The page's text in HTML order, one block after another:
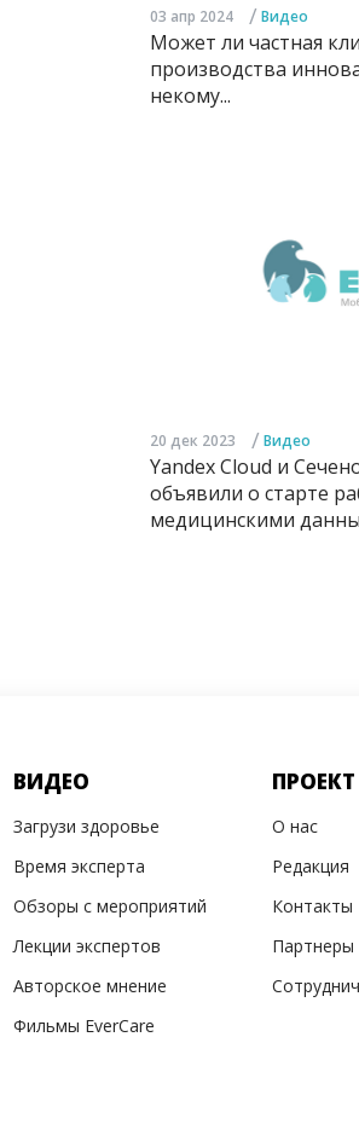
03 апр 2024 / Видео
Может ли частная
производства
некому...
20 дек 2023 / Видео
Yandex Cloud и
объявили о старте
медицинскими
ВИДЕО
Загрузи здоровье
Время эксперта
Обзоры с мероприятий
Лекции экспертов
Авторское мнение
Фильмы EverCare
ПРОЕКТ
О нас
Редакция
Контакты
Партнеры